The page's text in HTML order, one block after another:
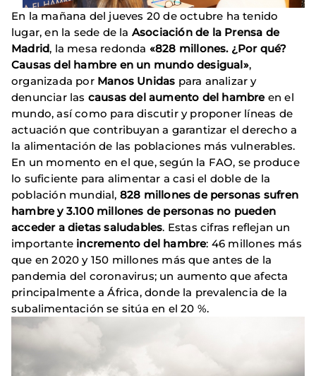
En la mañana del jueves 20 de octubre ha tenido
lugar, en la sede de la Asociación de la Prensa de
Madrid, la mesa redonda «828 millones. ¿Por qué?
Causas del hambre en un mundo desigual»,
organizada por Manos Unidas para analizar y
denunciar las causas del aumento del hambreen el
mundo, así como para discutir y proponer líneas de
actuación que contribuyan a garantizar el derecho a
la alimentación de las poblaciones más vulnerables.
En un momento en el que, según la FAO, se produce
lo suficiente para alimentar a casi el doble de la
población mundial, 828 millones de personas sufren
hambre y 3.100 millones de personas no pueden
acceder a dietas saludables. Estas cifras reflejan un
importante incremento del hambre: 46 millones más
que en 2020 y 150 millones más que antes de la
pandemia del coronavirus; un aumento que afecta
principalmente a África, donde la prevalencia de la
subalimentación se sitúa en el 20 %.